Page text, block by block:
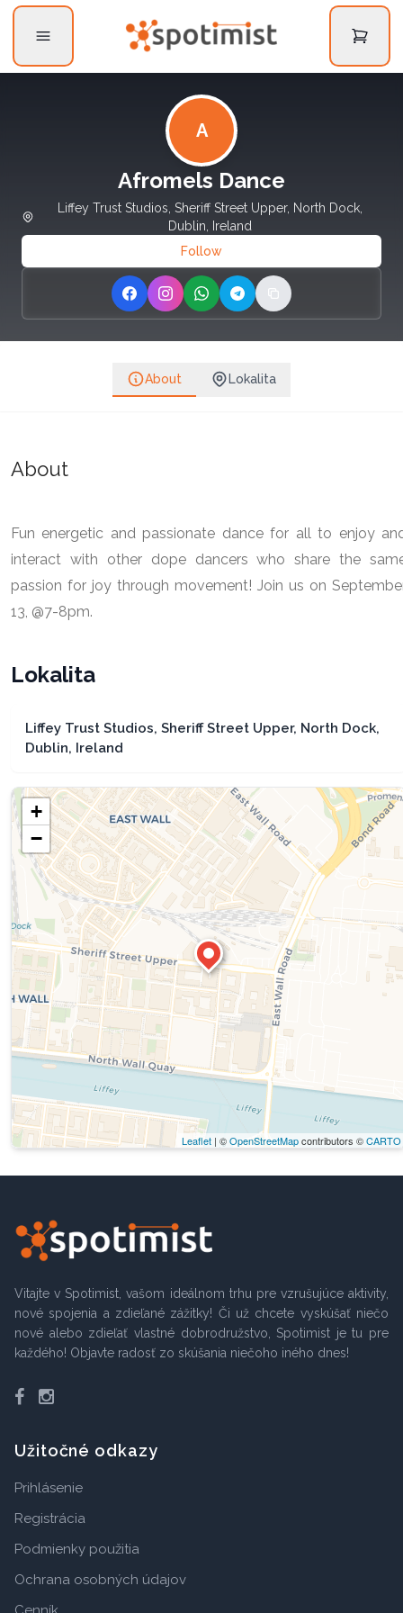
A
Afromels Dance
Liffey Trust Studios, Sheriff Street Upper, North Dock,
Dublin, Ireland
Follow
Share on Facebook
Share on Instagram
Share on WhatsApp
Share on Telegram
Copy link
About Lokalita
About
Fun energetic and passionate dance for all to enjoy
interact with other dope dancers who share the
passion for joy through movement! Join us on
13, @7-8pm.
Lokalita
Liffey Trust Studios, Sheriff Street Upper, North Dock,
Dublin, Ireland
+
−
Leaflet | ©OpenStreetMapcontributors ©CARTO
Vitajte v Spotimist, vašom ideálnom trhu pre vzrušujúce aktivity,
nové spojenia a zdieľané zážitky! Či už chcete vyskúšať niečo
nové alebo zdieľať vlastné dobrodružstvo, Spotimist je tu pre
každého! Objavte radosť zo skúšania niečoho iného dnes!
Facebook
Instagram
Užitočné odkazy
Prihlásenie
Registrácia
Podmienky použitia
Ochrana osobných údajov